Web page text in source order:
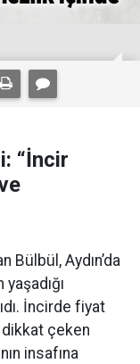
“İncir
Bülbül, Aydın’da
İncirde fiyat
çeken
insafına